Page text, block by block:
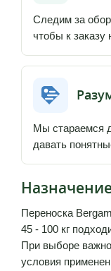
Следим за
чтобы к заказу
Мы стараемся
давать
Назначение
Переноска
45 - 100 кг
При выборе
условия